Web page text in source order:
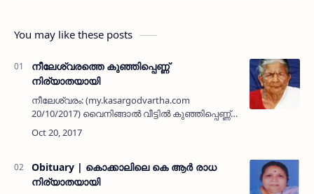
You may like these posts
നീലേശ്വരത്തെ കുഞ്ഞിപ്പെണ്ണ്
നിര്യാതയായി
നീലേശ്വരം: (my.kasargodvartha.com
20/10/2017) വൈനിങ്ങാല്‍ വീട്ടില്‍ കുഞ്ഞിപ്പെണ്ണ്
(90) നിര്യാതയായി. മക്കള്‍: സാവിത്രി, ശാരദ,
രാമചന്ദ്രന്‍, രമണി, ലക്ഷ്മണന്‍, നാരായണി,
Obituary | കൊക്കാലിലെ കെ ആര്‍ രാധ
നിര്യാതയായി